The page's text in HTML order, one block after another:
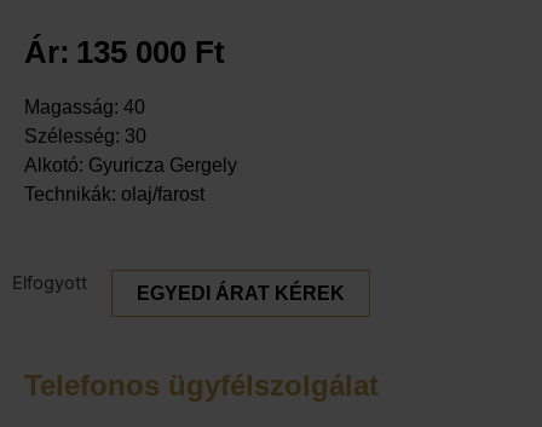
Ár: 135 000 Ft
Magasság: 40
Szélesség: 30
Alkotó: Gyuricza Gergely
Technikák: olaj/farost
Elfogyott EGYEDI ÁRAT KÉREK
Telefonos ügyfélszolgálat